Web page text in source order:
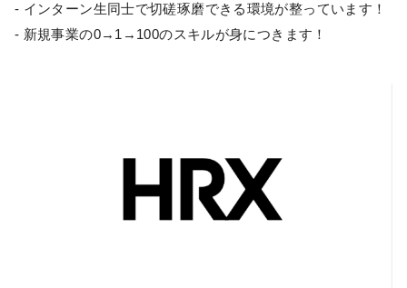
- インターン生同士で切磋琢磨できる環境が整っています！
- 新規事業の0→1→100のスキルが身につきます！